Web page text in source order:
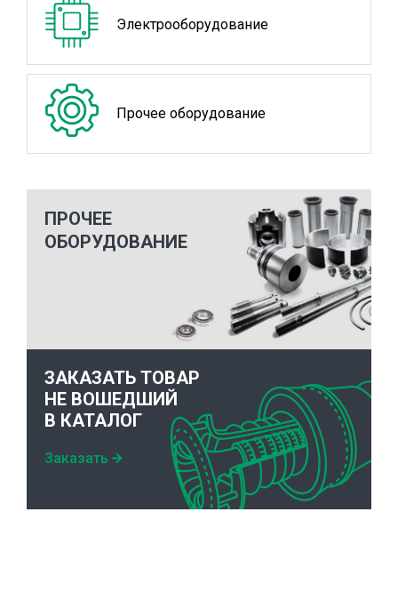
Электрооборудование
Прочее оборудование
ПРОЧЕЕ
ОБОРУДОВАНИЕ
ЗАКАЗАТЬ ТОВАР
НЕ ВОШЕДШИЙ
В КАТАЛОГ
Заказать